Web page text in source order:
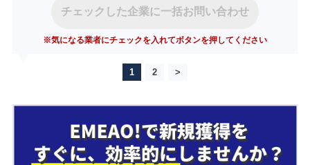
チェックした企業に一括お問い合わせ
※気になる業者にチェックを入れてボタンを押してください
1 2 >